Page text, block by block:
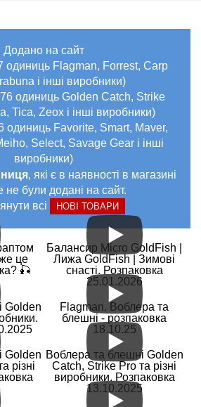
Додано на сайт
одиниць Flagman, Forrest, Carp
і інші виробники)
одиниць Golden Catch, Strike
Tica, Zeox і інші виробники)
одиниць Favorite, Smart, Maver,
Select, Savage Gear і інші
виробники)
, які є в наявності в магазині
не були додані на сайт.
всі
НОВІ ТОВАРИ
це
🎣
Балансир Micro GoldFish |
Лижа GoldFish | Зимові
снасті. Розпаковка
25.01.2026
Golden
Flagman. Воблера та
блешні - розпаковка
18.10.25
Golden
різні
Воблера та блешні Golden
Catch, Strike Pro та різні
виробники. Розпаковка
13.10.2025